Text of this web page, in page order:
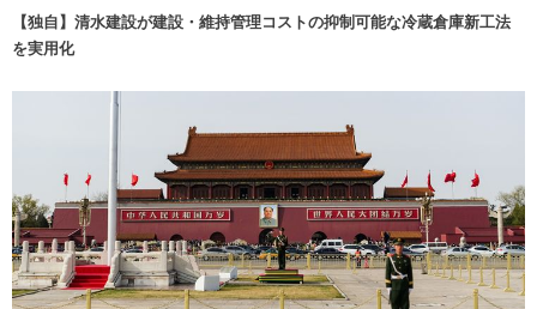
【独自】清水建設が建設・維持管理コストの抑制可能な冷蔵倉庫新工法
を実用化